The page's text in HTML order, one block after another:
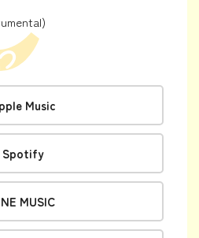
Music
Spotify
MUSIC